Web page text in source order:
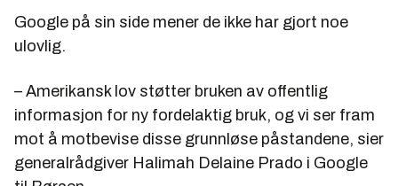
Google på sin side mener de ikke har gjort noe
ulovlig.
– Amerikansk lov støtter bruken av offentlig
informasjon for ny fordelaktig bruk, og vi ser fram
mot å motbevise disse grunnløse påstandene, sier
generalrådgiver Halimah Delaine Prado i Google